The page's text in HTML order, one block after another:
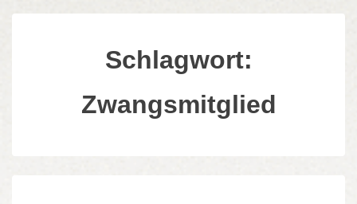
Schlagwort:
Zwangsmitglied